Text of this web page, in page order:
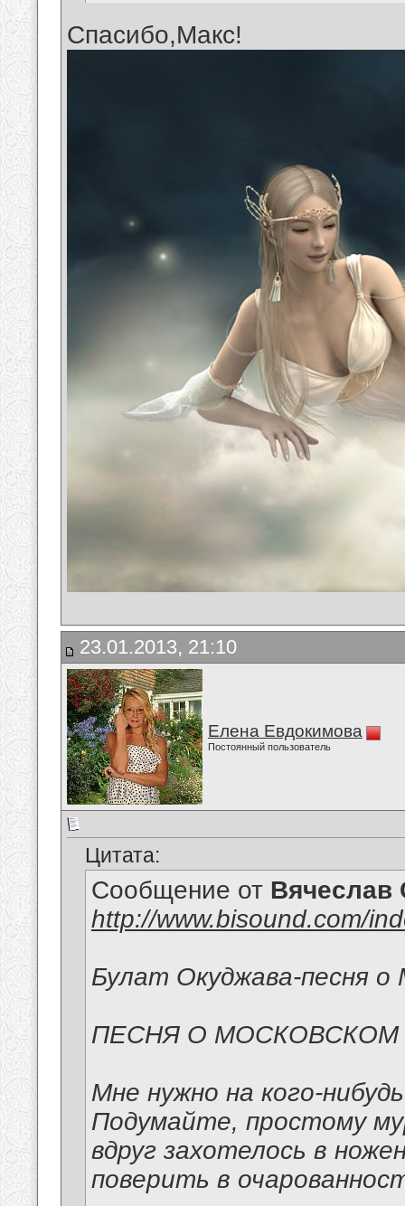
Спасибо,Макс!
23.01.2013, 21:10
Елена Евдокимова
Постоянный пользователь
Цитата:
Сообщение от Вячеслав
http://www.bisound.com/
Булат Окуджава-песня о
ПЕСНЯ О МОСКОВСКОМ
Мне нужно на кого-
Подумайте, простому
вдруг захотелось в
поверить в